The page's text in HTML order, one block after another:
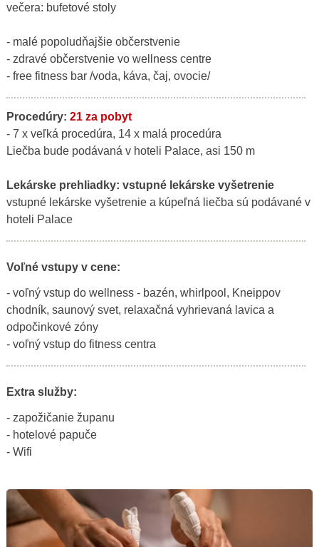
večera: bufetové stoly
- malé popoludňajšie občerstvenie
- zdravé občerstvenie vo wellness centre
- free fitness bar /voda, káva, čaj, ovocie/
Procedúry: 21 za pobyt
- 7 x veľká procedúra, 14 x malá procedúra
Liečba bude podávaná v hoteli Palace, asi 150 m
Lekárske prehliadky: vstupné lekárske vyšetrenie
vstupné lekárske vyšetrenie a kúpeľná liečba sú podávané v
hoteli Palace
Voľné vstupy v cene:
- voľný vstup do wellness - bazén, whirlpool, Kneippov
chodník, saunový svet, relaxačná vyhrievaná lavica a
odpočinkové zóny
- voľný vstup do fitness centra
Extra služby:
- zapožičanie županu
- hotelové papuče
- Wifi